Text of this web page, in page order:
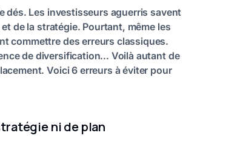
dés. Les investisseurs aguerris savent
de la stratégie. Pourtant, même les
commettre des erreurs classiques.
de diversification... Voilà autant de
Voici 6 erreurs à éviter pour
ni de plan